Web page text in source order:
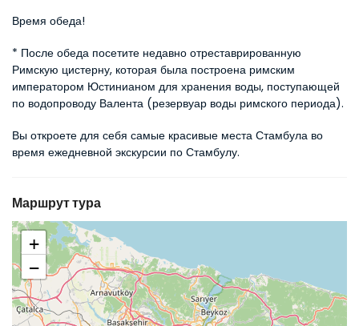
Время обеда!
* После обеда посетите недавно отреставрированную
Римскую цистерну, которая была построена римским
императором Юстинианом для хранения воды, поступающей
по водопроводу Валента (резервуар воды римского периода).
Вы откроете для себя самые красивые места Стамбула во
время ежедневной экскурсии по Стамбулу.
Маршрут тура
+
−